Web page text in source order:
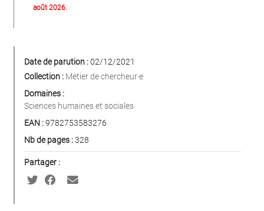
août 2026.
Date de parution :02/12/2021
Collection : Métier de chercheur·e
Domaines :
Sciences humaines et sociales
EAN :9782753583276
Nb de pages :328
Partager :